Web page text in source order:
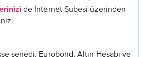
de İnternet Şubesi üzerinden
senedi, Eurobond, Altın Hesabı ve